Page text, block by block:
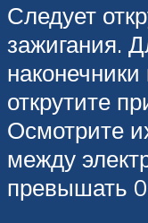
Следует
зажигания.
открутите
Осмотрите
между
превышать